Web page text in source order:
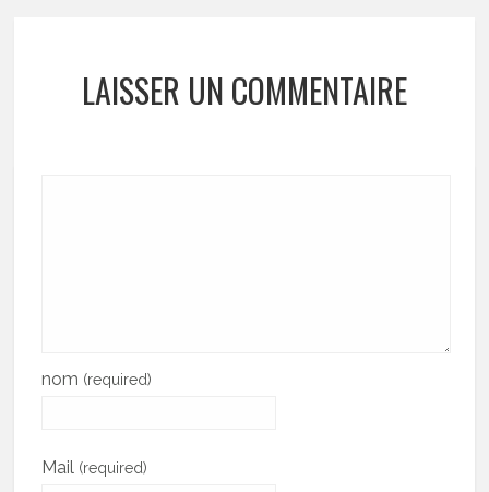
LAISSER UN COMMENTAIRE
nom (required)
Mail (required)